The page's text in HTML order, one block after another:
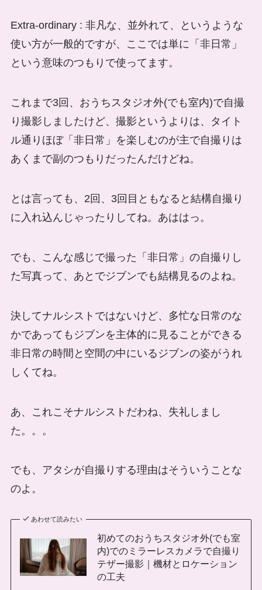
Extra-ordinary : 非凡な、並外れて、というような
使い方が一般的ですが、ここでは単に「非日常」
という意味のつもりで使ってます。
これまで3回、おうちスタジオ外(でも室内)で自撮
り撮影しましたけど、撮影というよりは、タイト
ル通りほぼ「非日常」を楽しむのが主で自撮りは
あくまで副のつもりだったんだけどね。
とは言っても、2回、3回目ともなると結構自撮り
に入れ込んじゃったりしてね。あははっ。
でも、こんな感じで撮った「非日常」の自撮りし
た写真って、あとでジブンでも結構見るのよね。
決してナルシストではないけど、多忙な日常のな
かであってもジブンを主体的に見ることができる
非日常の時間と空間の中にいるジブンの姿がうれ
しくてね。
あ、これこそナルシストだわね、失礼しまし
た。。。
でも、アタシが自撮りする理由はそういうことな
のよ。
あわせて読みたい
初めてのおうちスタジオ外(でも室
内)でのミラーレスカメラで自撮り
テザー撮影｜機材とロケーション
の工夫